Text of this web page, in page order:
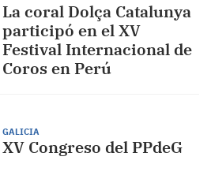
La coral Dolça Catalunya
participó en el XV
Festival Internacional de
Coros en Perú
GALICIA
XV Congreso del PPdeG